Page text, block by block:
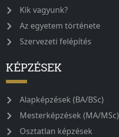
Kik vagyunk?
Az egyetem története
Szervezeti felépítés
KÉPZÉSEK
Alapképzések (BA/BSc)
Mesterképzések (MA/MSc)
Osztatlan képzések